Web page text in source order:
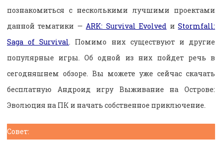
познакомиться с несколькими лучшими проектами
данной тематики —ARK: Survival Evolved иStormfall:
Saga of Survival. Помимо них существуют и другие
популярные игры. Об одной из них пойдет речь в
сегодняшнем обзоре. Вы можете уже сейчас скачать
бесплатную Андроид игру Выживание на Острове:
Эволюция на ПК и начать собственное приключение.
Совет: